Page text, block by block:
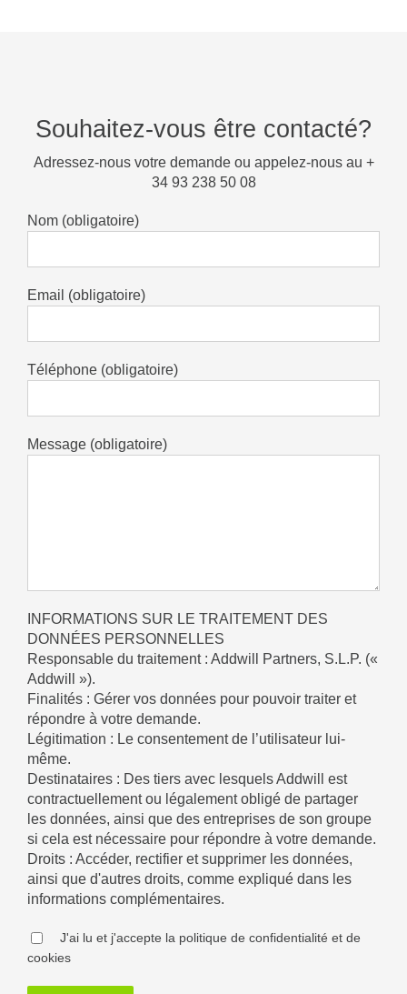
Souhaitez-vous être contacté?
Adressez-nous votre demande ou appelez-nous au +
34 93 238 50 08
Nom (obligatoire)
Email (obligatoire)
Téléphone (obligatoire)
Message (obligatoire)
INFORMATIONS SUR LE TRAITEMENT DES
DONNÉES PERSONNELLES
Responsable du traitement : Addwill Partners, S.L.P. («
Addwill »).
Finalités : Gérer vos données pour pouvoir traiter et
répondre à votre demande.
Légitimation : Le consentement de l’utilisateur lui-
même.
Destinataires : Des tiers avec lesquels Addwill est
contractuellement ou légalement obligé de partager
les données, ainsi que des entreprises de son groupe
si cela est nécessaire pour répondre à votre demande.
Droits : Accéder, rectifier et supprimer les données,
ainsi que d'autres droits, comme expliqué dans les
informations complémentaires.
J'ai lu et j'accepte la politique de confidentialité et de
cookies